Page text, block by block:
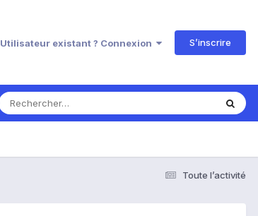
Utilisateur existant ? Connexion S’inscrire
Toute l’activité